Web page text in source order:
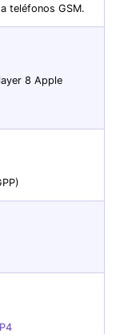
teléfonos GSM.
8 Apple